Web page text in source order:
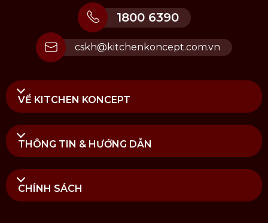
1800 6390
cskh@kitchenkoncept.com.vn
VỀ KITCHEN KONCEPT
THÔNG TIN & HƯỚNG DẪN
CHÍNH SÁCH